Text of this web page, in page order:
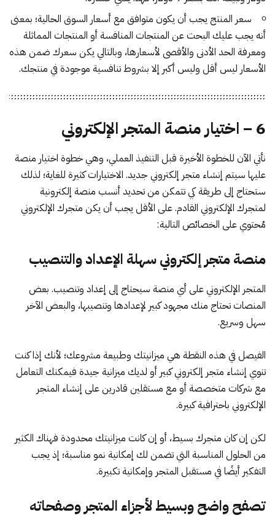
سعر المنتج يجب أن يكون متوافق مع أسعار السوق الحالية؛ بمعنى
أنه يجب عليك البحث عن المنتجات المنافسة أو المنتجات المماثلة
ومعرفة الحد الأدنى والأقصى لأسعارها، وبالتالي يكن سعرك ضمن هذه
الأسعار ليس أقل وليس أكبر إلا بشروط تنافسية موجودة في منتجك.
6 – اختيار منصة المتجر الإلكتروني
نأتي الآن للخطوة الأخيرة قبل التنفيذ العملي، وهي خطوة اختيار منصة
عليها سيتم إنشاء متجر إلكتروني جديد. الاختيارات كثيرة للغاية؛ لذلك
ستحتاج إلى طريقة كي تتمكن من تحديد أنسب منصة إلكترونية
لمتجرك الإلكتروني القادم. على الأقل يجب أن يكن متجرك الإلكتروني
مُحتوي على الخصائص التالية:
منصة متجر إلكتروني سهلة الإعداد والتنصيب
المتجر الإلكتروني على أي منصة سيحتاج إلى إعداد وتنصيب. بعض
المنصات تحتاج منك مجهود كبير لإعدادها وتنصيبها، والبعض الآخر
سهل وسريع.
الفيصل في هذه النقطة هي ميزانيتك وطبيعة مشروعك؛ لأنك إذا كنت
تنوي إنشاء متجر إلكتروني كبير أو لديك ميزانية جيدة فيمكنك التعامل
مع شركات متخصصة أو مع مستقلين قادرين على إنشاء المتجر
الإلكتروني باحترافية كبيرة.
لكن إن كان متجرك بسيط، أو إن كانت ميزانيتك محدودة فهناك الكثير
من الحلول المناسبة التي تضمن لك إمكانية نمو مناسبة؛ إذ يجب
التفكير أيضًا في مستقبل المتجر وإمكانية تكبيرة.
تصفح واضح وبسيط لأجزاء المتجر وصفحاته